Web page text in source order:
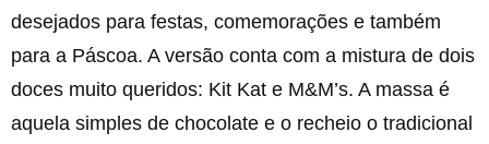
desejados para festas, comemorações e também
para a Páscoa. A versão conta com a mistura de dois
doces muito queridos: Kit Kat e M&M’s. A massa é
aquela simples de chocolate e o recheio o tradicional